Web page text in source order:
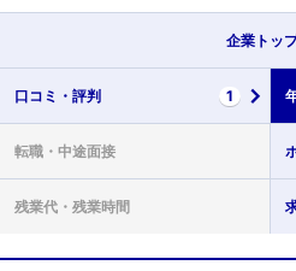
企業 トッ
口コミ・ 評判 1
転職・ 中途面接
残業代・ 残業時間